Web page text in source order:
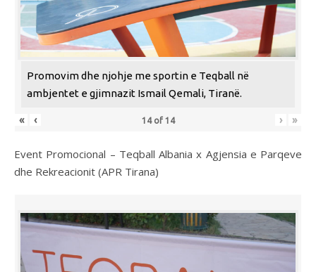
Promovim dhe njohje me sportin e Teqball në
ambjentet e gjimnazit Ismail Qemali, Tiranë.
« ‹ 14of 14 › »
Event Promocional – Teqball Albania x Agjensia e Parqeve
dhe Rekreacionit (APR Tirana)